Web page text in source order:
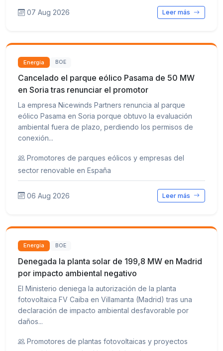
07 Aug 2026 Leer más
Energía BOE
Cancelado el parque eólico Pasama de 50 MW
en Soria tras renunciar el promotor
La empresa Nicewinds Partners renuncia al parque
eólico Pasama en Soria porque obtuvo la evaluación
ambiental fuera de plazo, perdiendo los permisos de
conexión...
Promotores de parques eólicos y empresas del
sector renovable en España
06 Aug 2026 Leer más
Energía BOE
Denegada la planta solar de 199,8 MW en Madrid
por impacto ambiental negativo
El Ministerio deniega la autorización de la planta
fotovoltaica FV Caiba en Villamanta (Madrid) tras una
declaración de impacto ambiental desfavorable por
daños...
Promotores de plantas fotovoltaicas y proyectos